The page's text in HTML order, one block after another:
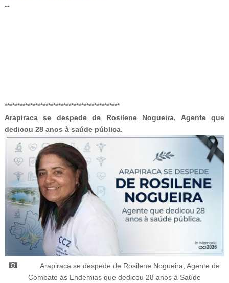
--
*********************************************
Arapiraca se despede de Rosilene Nogueira, Agente que
dedicou 28 anos à saúde pública.
Arapiraca se despede de Rosilene Nogueira, Agente de
Combate às Endemias que dedicou 28 anos à Saúde